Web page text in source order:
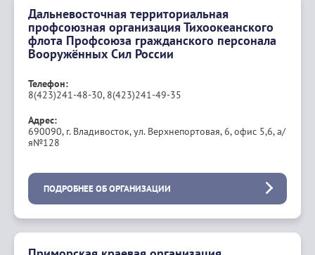
Дальневосточная территориальная
профсоюзная организация Тихоокеанского
флота Профсоюза гражданского персонала
Вооружённых Сил России
Телефон:
8(423)241-48-30, 8(423)241-49-35
Адрес:
690090, г. Владивосток, ул. Верхнепортовая, 6, офис 5,6, а/
я№128
ПОДРОБНЕЕ ОБ ОРГАНИЗАЦИИ